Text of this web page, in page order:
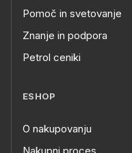
Pomoč in svetovanje
Znanje in podpora
Petrol ceniki
ESHOP
O nakupovanju